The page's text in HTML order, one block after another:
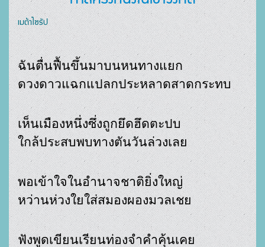
เมต้าไซรัป
ดวงดาวแฉกแปลกประหลาดสาดกระทบ
ใกล้ประสบพบทางตันวันล่วงเลย
หว่านห่วงใยใส่สมองผองมวลเชย